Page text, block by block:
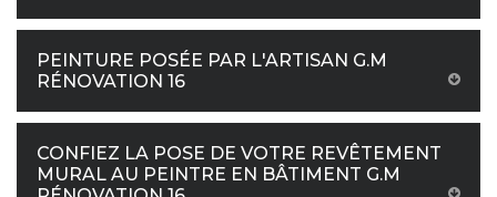
PEINTURE POSÉE PAR L'ARTISAN G.M
RÉNOVATION 16
CONFIEZ LA POSE DE VOTRE REVÊTEMENT
MURAL AU PEINTRE EN BÂTIMENT G.M